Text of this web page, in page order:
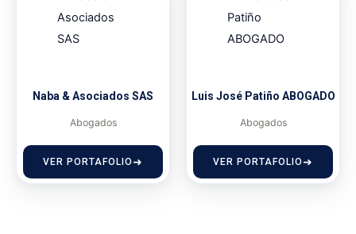
Naba & Asociados SAS
Abogados
VER PORTAFOLIO
Luis José Patiño ABOGADO
Abogados
VER PORTAFOLIO